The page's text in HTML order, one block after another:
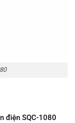
điện SQC-1080